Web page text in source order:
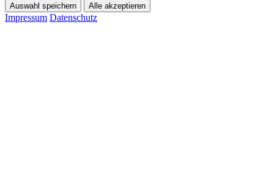
Auswahl speichern Alle akzeptieren
Impressum Datenschutz